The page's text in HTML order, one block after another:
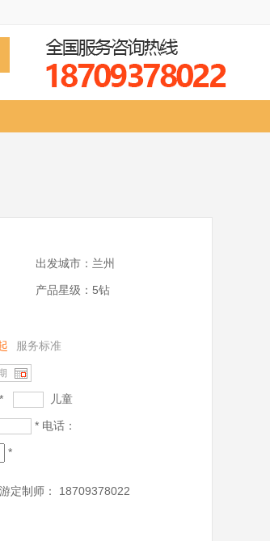
出发城市：兰州
产品星级：5钻
服务标准
儿童
* 电话：
*
定制师： 18709378022